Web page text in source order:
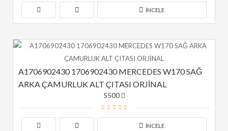
İNCELE
A1706902430 1706902430 MERCEDES W170 SAĞ
ARKA ÇAMURLUK ALT ÇITASI ORJİNAL
5500
İNCELE